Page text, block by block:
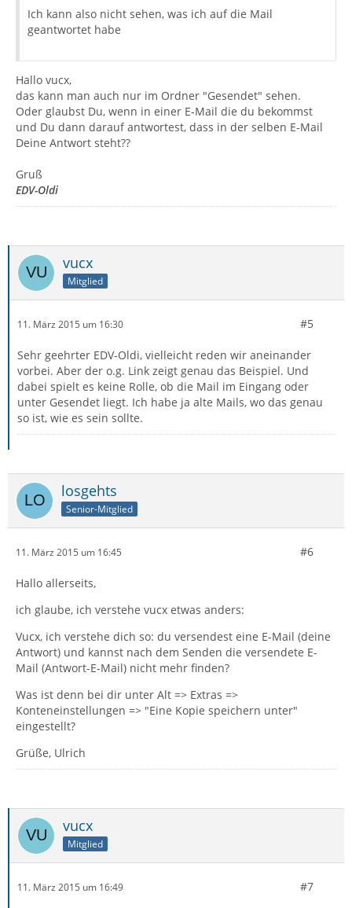
Ich kann also nicht sehen, was ich auf die Mail
geantwortet habe
Hallo vucx,
das kann man auch nur im Ordner "Gesendet" sehen.
Oder glaubst Du, wenn in einer E-Mail die du bekommst
und Du dann darauf antwortest, dass in der selben E-Mail
Deine Antwort steht??
Gruß
EDV-Oldi
vucx
Mitglied
11. März 2015 um 16:30 #5
Sehr geehrter EDV-Oldi, vielleicht reden wir aneinander
vorbei. Aber der o.g. Link zeigt genau das Beispiel. Und
dabei spielt es keine Rolle, ob die Mail im Eingang oder
unter Gesendet liegt. Ich habe ja alte Mails, wo das genau
so ist, wie es sein sollte.
losgehts
Senior-Mitglied
11. März 2015 um 16:45 #6
Hallo allerseits,
ich glaube, ich verstehe vucx etwas anders:
Vucx, ich verstehe dich so: du versendest eine E-Mail (deine
Antwort) und kannst nach dem Senden die versendete E-
Mail (Antwort-E-Mail) nicht mehr finden?
Was ist denn bei dir unter Alt => Extras =>
Konteneinstellungen => "Eine Kopie speichern unter"
eingestellt?
Grüße, Ulrich
vucx
Mitglied
11. März 2015 um 16:49 #7